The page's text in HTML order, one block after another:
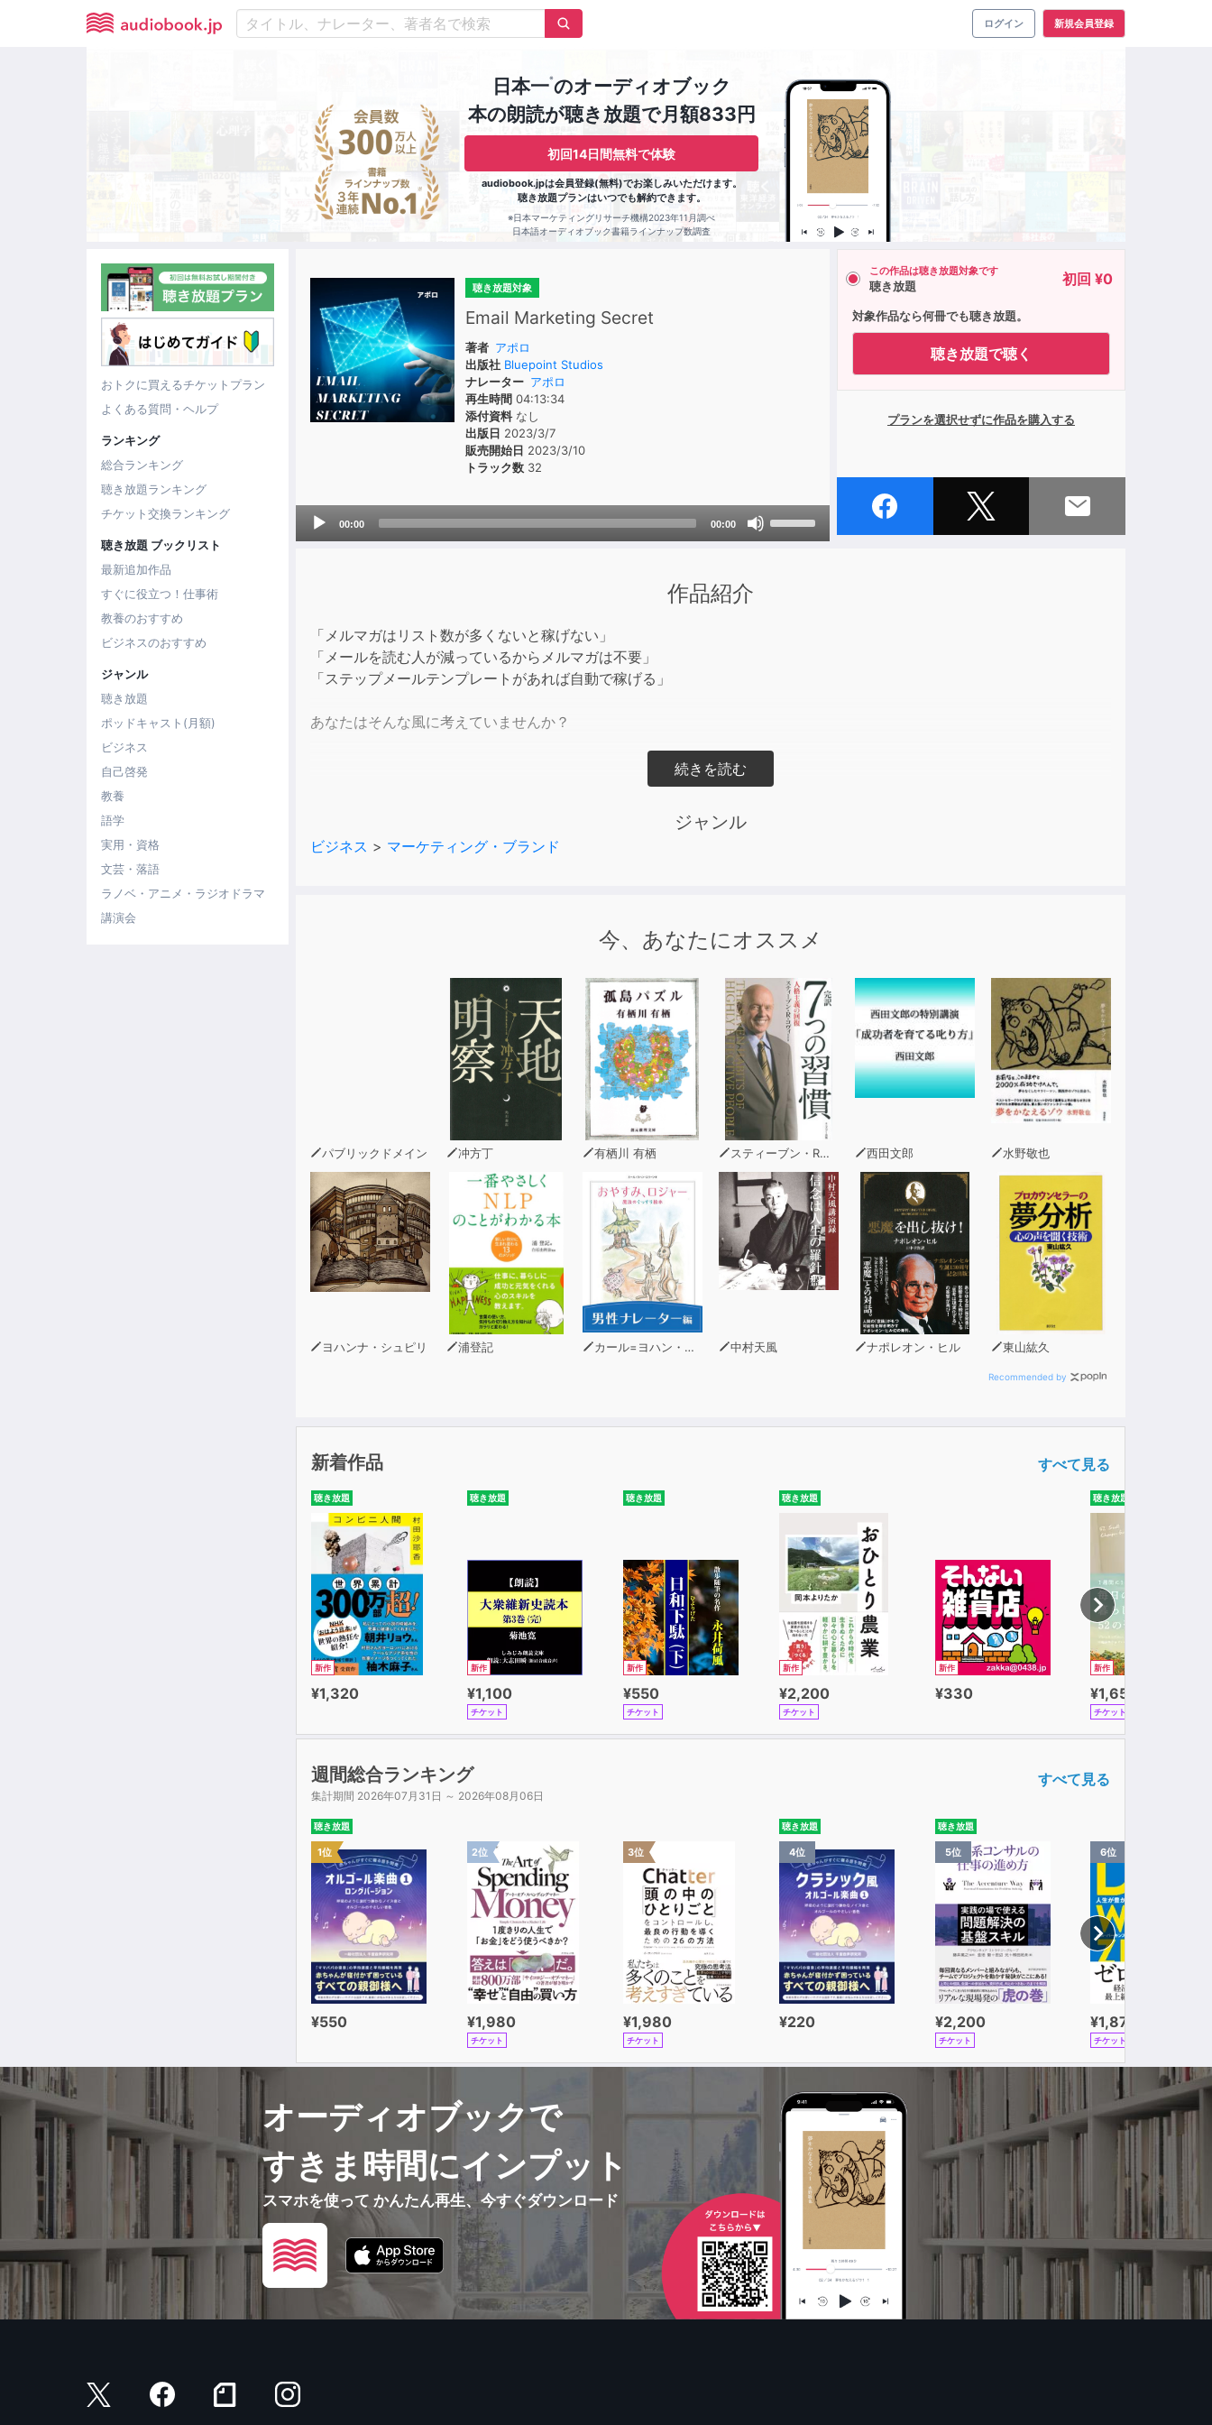
ログイン 新規会員登録
日本一※のオーディオブック
本の朗読が聴き放題で月額833円
初回14日間無料で体験
audiobook.jpは会員登録(無料)でお楽しみいただけます。
聴き放題プランはいつでも解約できます。
※日本マーケティングリサーチ機構2023年11月調べ
日本語オーディオブック書籍ラインナップ数調査
おトクに買えるチケットプラン
よくある質問・ヘルプ
ランキング
総合ランキング
聴き放題ランキング
チケット交換ランキング
聴き放題 ブックリスト
最新追加作品
すぐに役立つ！仕事術
教養のおすすめ
ビジネスのおすすめ
ジャンル
聴き放題
ポッドキャスト(月額)
ビジネス
自己啓発
教養
語学
実用・資格
文芸・落語
ラノベ・アニメ・ラジオドラマ
講演会
聴き放題対象
Email Marketing Secret
著者 アポロ
出版社 Bluepoint Studios
ナレーター アポロ
再生時間 04:13:34
添付資料なし
出版日 2023/3/7
販売開始日 2023/3/10
トラック数 32
Audio
00:00 00:00
この作品は聴き放題対象です
聴き放題 初回 ¥0
対象作品なら何冊でも聴き放題。
聴き放題で聴く
プランを選択せずに作品を購入する
作品紹介
「メルマガはリスト数が多くないと稼げない」
「メールを読む人が減っているからメルマガは不要」
「ステップメールテンプレートがあれば自動で稼げる」
あなたはそんな風に考えていませんか？
その理由については本書の中でお話しします。
リスト数が少なくても大きく稼ぐことは可能。
逆にメルマガを持っていないと、
大きな収益を生み出すのは極めて難しくなります。
本書のテーマは、
「少ないリスト数でも高収益を生み出すメルマガの秘密」
です。
オンラインでビジネスをしている個人の方に向けた内容になっています。
ジャンル
ビジネス > マーケティング・ブランド
今、あなたにオススメ
パブリックドメイン 冲方丁 有栖川 有栖 スティーブン・R・コヴィー 西田文郎 水野敬也
ヨハンナ・シュピリ 浦登記 カール=ヨハン・エリーン 中村天風 ナポレオン・ヒル 東山紘久
Recommended by
新着作品 すべて見る
聴き放題
新作
¥1,320
聴き放題
新作
¥1,100
チケット
聴き放題
新作
¥550
チケット
聴き放題
新作
¥2,200
チケット
新作
¥330
聴き放題
新作
¥1,650
チケット
週間総合ランキング
集計期間 2026年07月31日 ～ 2026年08月06日
すべて見る
聴き放題
1位
¥550
2位
¥1,980
チケット
3位
¥1,980
チケット
聴き放題
4位
¥220
聴き放題
5位
¥2,200
チケット
6位
¥1,870
チケット
オーディオブックで
すきま時間にインプット
スマホを使って かんたん再生、今すぐダウンロード